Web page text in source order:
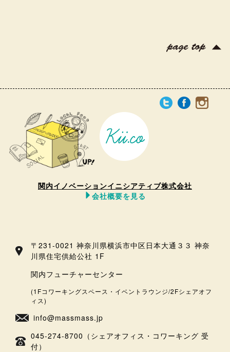
関内イノベーションイニシアティブ株式会社
会社概要を見る
〒231-0021 神奈川県横浜市中区日本大通３３ 神奈
川県住宅供給公社 1F
関内フューチャーセンター
(1Fコワーキングスペース・イベントラウンジ/2Fシェアオフ
ィス)
info@massmass.jp
045-274-8700（シェアオフィス・コワーキング 受
付）